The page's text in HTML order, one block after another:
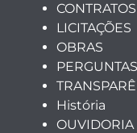
CONTRATOS
LICITAÇÕES
OBRAS
História
OUVIDORIA